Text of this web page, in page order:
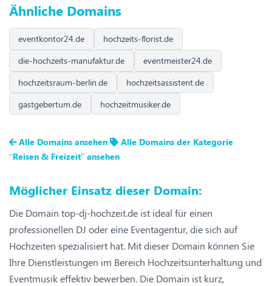
Ähnliche Domains
eventkontor24.de
hochzeits-florist.de
die-hochzeits-manufaktur.de
eventmeister24.de
hochzeitsraum-berlin.de
hochzeitsassistent.de
gastgebertum.de
hochzeitmusiker.de
Alle Domains ansehen
Alle Domains der Kategorie
“Reisen & Freizeit” ansehen
Möglicher Einsatz dieser Domain:
Die Domain top-dj-hochzeit.de ist ideal für einen
professionellen DJ oder eine Eventagentur, die sich auf
Hochzeiten spezialisiert hat. Mit dieser Domain können Sie
Ihre Dienstleistungen im Bereich Hochzeitsunterhaltung und
Eventmusik effektiv bewerben. Die Domain ist kurz,